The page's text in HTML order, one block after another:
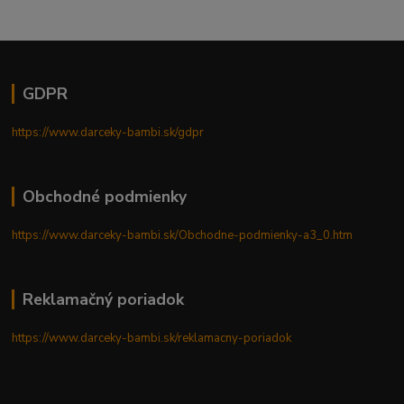
GDPR
https://www.darceky-bambi.sk/gdpr
Obchodné podmienky
https://www.darceky-bambi.sk/Obchodne-podmienky-a3_0.htm
Reklamačný poriadok
https://www.darceky-bambi.sk/reklamacny-poriadok